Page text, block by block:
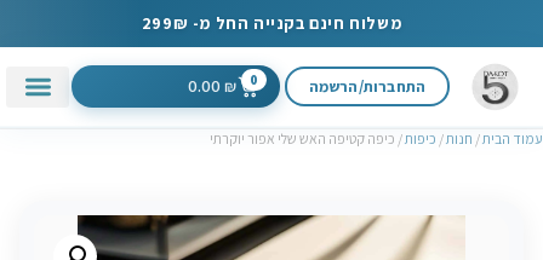
משלוח חינם בקנייה החל מ- 299₪
התחברות/הרשמה 0
0.00 ₪
עמוד הבית/ חנות/ כיפות/ כיפה קטיפה האש שלי אפור יוקרתי